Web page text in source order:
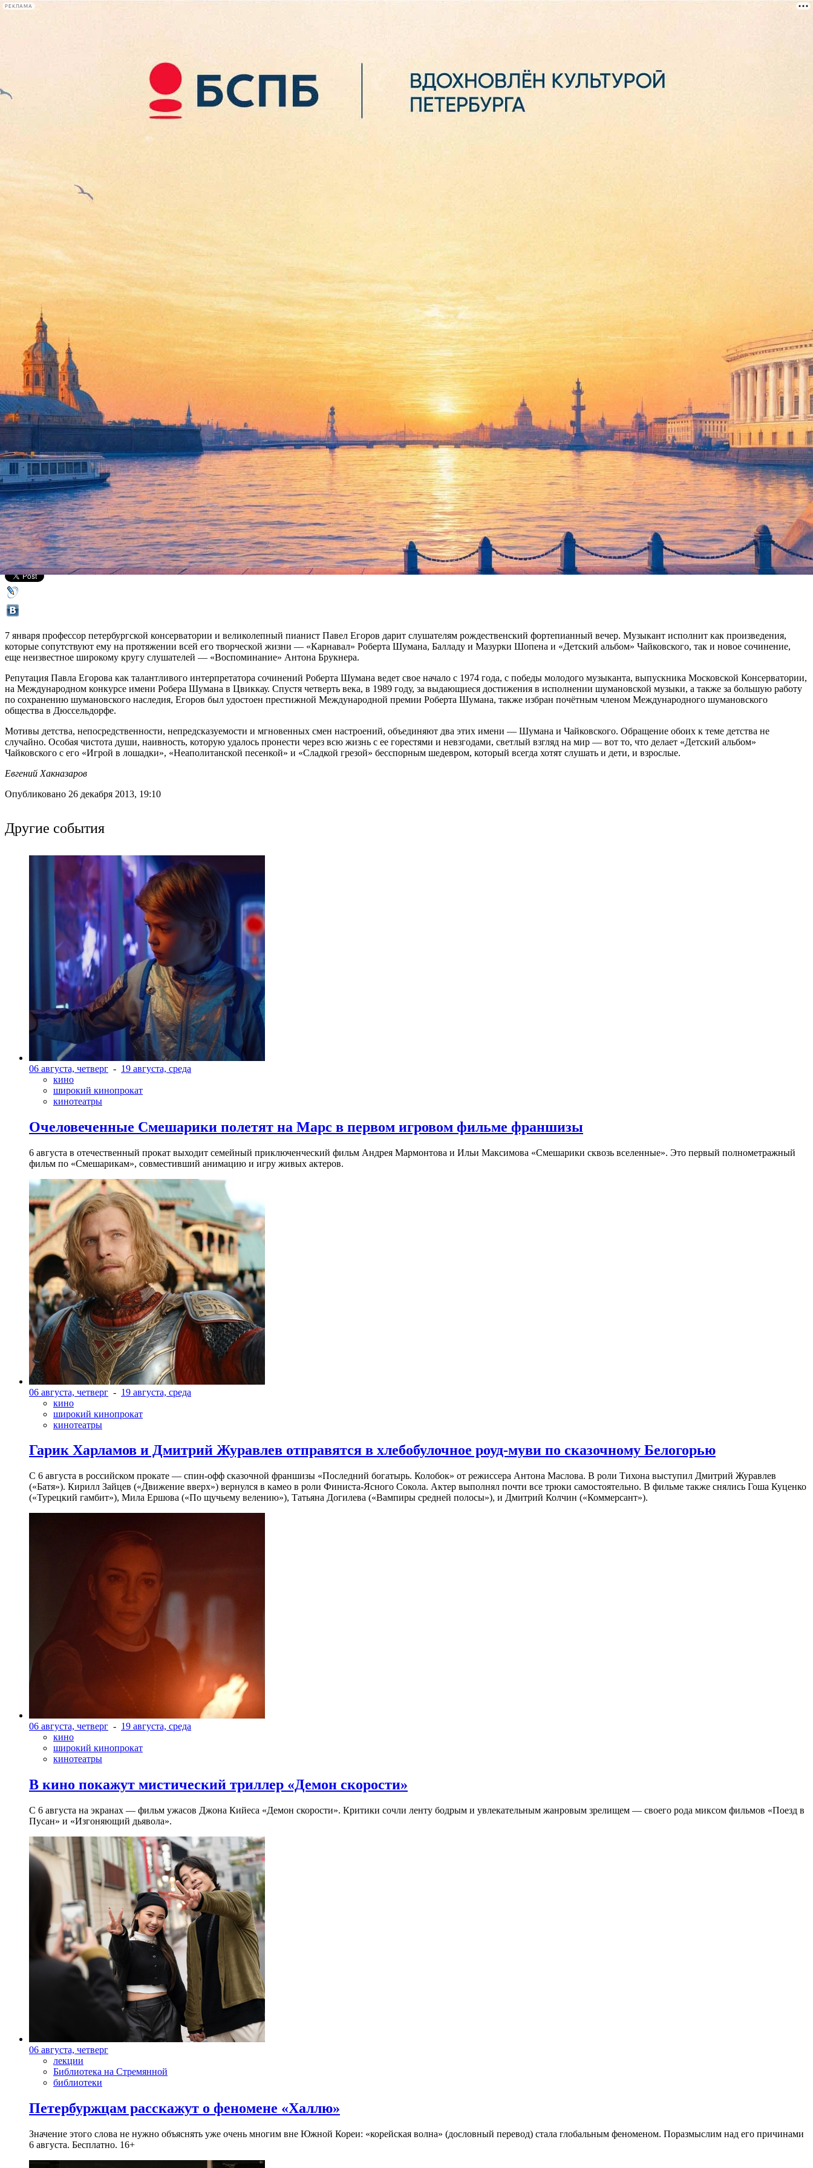
РЕКЛАМА
лекции
книги
Павел Егоров подарит на Рождество фортепианный концерт
07 января 2014, вторник,19.00
Версия для печати
Все концерты
7 января профессор петербургской консерватории и великолепный пианист Павел Егоров дарит слушателям рождественский фортепианный вечер. Музыкант исполнит как произведения,
которые сопутствуют ему на протяжении всей его творческой жизни — «Карнавал» Роберта Шумана, Балладу и Мазурки Шопена и «Детский альбом» Чайковского, так и новое сочинение,
еще неизвестное широкому кругу слушателей — «Воспоминание» Антона Брукнера.
Репутация Павла Егорова как талантливого интерпретатора сочинений Роберта Шумана ведет свое начало с 1974 года, с победы молодого музыканта, выпускника Московской Консерватории,
на Международном конкурсе имени Робера Шумана в Цвиккау. Спустя четверть века, в 1989 году, за выдающиеся достижения в исполнении шумановской музыки, а также за большую работу
по сохранению шумановского наследия, Егоров был удостоен престижной Международной премии Роберта Шумана, также избран почётным членом Международного шумановского
общества в Дюссельдорфе.
Мотивы детства, непосредственности, непредсказуемости и мгновенных смен настроений, объединяют два этих имени — Шумана и Чайковского. Обращение обоих к теме детства не
случайно. Особая чистота души, наивность, которую удалось пронести через всю жизнь с ее горестями и невзгодами, светлый взгляд на мир — вот то, что делает «Детский альбом»
Чайковского с его «Игрой в лошадки», «Неаполитанской песенкой» и «Сладкой грезой» бесспорным шедевром, который всегда хотят слушать и дети, и взрослые.
Евгений Хакназаров
Опубликовано 26 декабря 2013, 19:10
Другие события
06 августа, четверг - 19 августа, среда
кино
широкий кинопрокат
кинотеатры
Очеловеченные Смешарики полетят на Марс в первом игровом фильме франшизы
6 августа в отечественный прокат выходит семейный приключенческий фильм Андрея Мармонтова и Ильи Максимова «Смешарики сквозь вселенные». Это первый полнометражный
фильм по «Смешарикам», совместивший анимацию и игру живых актеров.
06 августа, четверг - 19 августа, среда
кино
широкий кинопрокат
кинотеатры
Гарик Харламов и Дмитрий Журавлев отправятся в хлебобулочное роуд-муви по сказочному Белогорью
С 6 августа в российском прокате — спин-офф сказочной франшизы «Последний богатырь. Колобок» от режиссера Антона Маслова. В роли Тихона выступил Дмитрий Журавлев
(«Батя»). Кирилл Зайцев («Движение вверх») вернулся в камео в роли Финиста-Ясного Сокола. Актер выполнял почти все трюки самостоятельно. В фильме также снялись Гоша Куценко
(«Турецкий гамбит»), Мила Ершова («По щучьему велению»), Татьяна Догилева («Вампиры средней полосы»), и Дмитрий Колчин («Коммерсант»).
06 августа, четверг - 19 августа, среда
кино
широкий кинопрокат
кинотеатры
В кино покажут мистический триллер «Демон скорости»
С 6 августа на экранах — фильм ужасов Джона Кийеса «Демон скорости». Критики сочли ленту бодрым и увлекательным жанровым зрелищeм — своего рода миксом фильмов «Поезд в
Пусан» и «Изгоняющий дьявола».
06 августа, четверг
лекции
Библиотека на Стремянной
библиотеки
Петербуржцам расскажут о феномене «Халлю»
Значение этого слова не нужно объяснять уже очень многим вне Южной Кореи: «корейская волна» (дословный перевод) стала глобальным феноменом. Поразмыслим над его причинами
6 августа. Бесплатно. 16+